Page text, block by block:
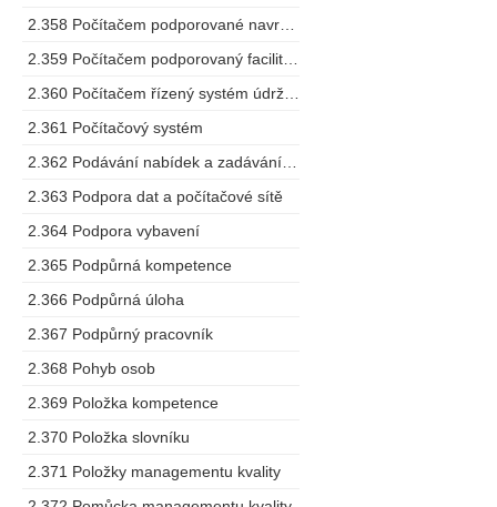
2.361 Počítačový systém
2.363 Podpora dat a počítačové sítě
2.364 Podpora vybavení
2.365 Podpůrná kompetence
2.366 Podpůrná úloha
2.367 Podpůrný pracovník
2.368 Pohyb osob
2.369 Položka kompetence
2.370 Položka slovníku
2.371 Položky managementu kvality